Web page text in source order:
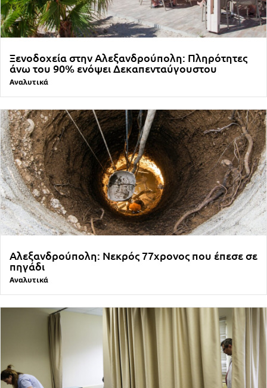
Ξενοδοχεία στην Αλεξανδρούπολη: Πληρότητες
άνω του 90% ενόψει Δεκαπενταύγουστου
Αναλυτικά
Αλεξανδρούπολη: Νεκρός 77χρονος που έπεσε σε
πηγάδι
Αναλυτικά